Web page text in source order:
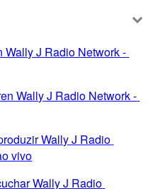
Wally J Radio Network -
Wally J Radio Network -
Wally J Radio
vivo
Wally J Radio